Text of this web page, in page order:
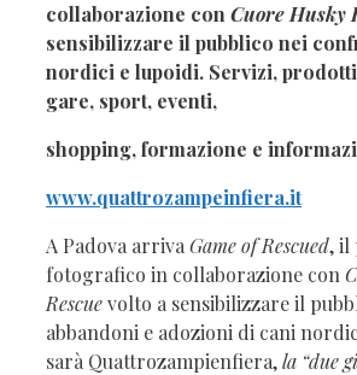
collaborazione con Cuore Husky
sensibilizzare il pubblico nei
nordici e lupoidi. Servizi,
gare, sport, eventi,
shopping, formazione e
www.quattrozampeinfiera.it
A Padova arriva Game of Rescued, il
fotografico in collaborazione con
Rescuevolto a sensibilizzare il
abbandoni e adozioni di cani
sarà Quattrozampienfiera,la “due